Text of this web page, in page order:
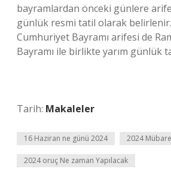
bayramlardan önceki günlere
günlük resmi tatil olarak
Cumhuriyet Bayramı arifesi de
Bayramı ile birlikte yarım günlük
Tarih: Makaleler
16 Haziran ne günü 2024 2024
2024 oruç Ne zaman Yapılacak